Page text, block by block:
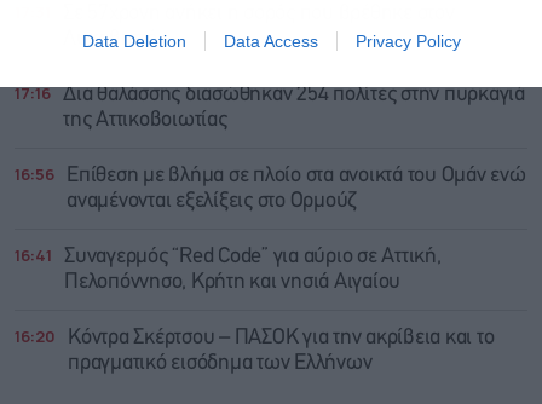
Data Deletion Data Access Privacy Policy
Λυκαβηττό
17:16 Δια θαλάσσης διασώθηκαν 254 πολίτες στην πυρκαγιά
της Αττικοβοιωτίας
16:56
Επίθεση με βλήμα σε πλοίο στα ανοικτά του Ομάν ενώ
αναμένονται εξελίξεις στο Ορμούζ
16:41
Συναγερμός “Red Code” για αύριο σε Αττική,
Πελοπόννησο, Κρήτη και νησιά Αιγαίου
16:20
Κόντρα Σκέρτσου – ΠΑΣΟΚ για την ακρίβεια και το
πραγματικό εισόδημα των Ελλήνων